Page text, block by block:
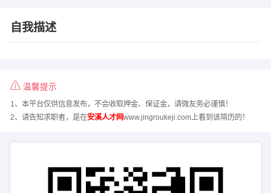
自我描述
温馨提示
1、本平台仅供信息发布，不会收取押金、保证金，请微友务必谨慎！
2、请告知求职者，是在安溪人才网www.jingroukeji.com上看到该简历的！